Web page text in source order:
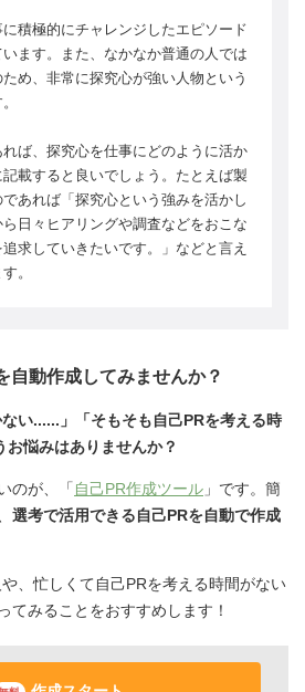
積極的にチャレンジしたエピソード
ます。また、なかなか普通の人では
め、非常に探究心が強い人物という
ば、探究心を仕事にどのように活か
載すると良いでしょう。たとえば製
あれば「探究心という強みを活かし
日々ヒアリングや調査などをおこな
求していきたいです。」などと言え
。
自動作成してみませんか？
ない......」「そもそも自己PRを考える時
お悩みはありませんか？
のが、「 自己PR作成ツール 」です。簡
選考で活用できる自己PRを自動で作成
、忙しくて自己PRを考える時間がない
てみることをおすすめします！